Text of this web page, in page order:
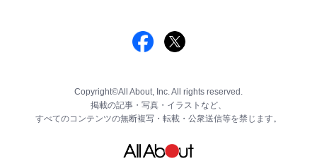
Copyright©All About, Inc. All rights reserved.
掲載の記事・写真・イラストなど、
すべてのコンテンツの無断複写・転載・公衆送信等を禁じます。